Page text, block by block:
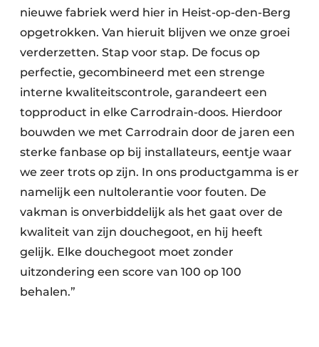
nieuwe fabriek werd hier in Heist-op-den-Berg
opgetrokken. Van hieruit blijven we onze groei
verderzetten. Stap voor stap. De focus op
perfectie, gecombineerd met een strenge
interne kwaliteitscontrole, garandeert een
topproduct in elke Carrodrain-doos. Hierdoor
bouwden we met Carrodrain door de jaren een
sterke fanbase op bij installateurs, eentje waar
we zeer trots op zijn. In ons productgamma is er
namelijk een nultolerantie voor fouten. De
vakman is onverbiddelijk als het gaat over de
kwaliteit van zijn douchegoot, en hij heeft
gelijk. Elke douchegoot moet zonder
uitzondering een score van 100 op 100
behalen.”